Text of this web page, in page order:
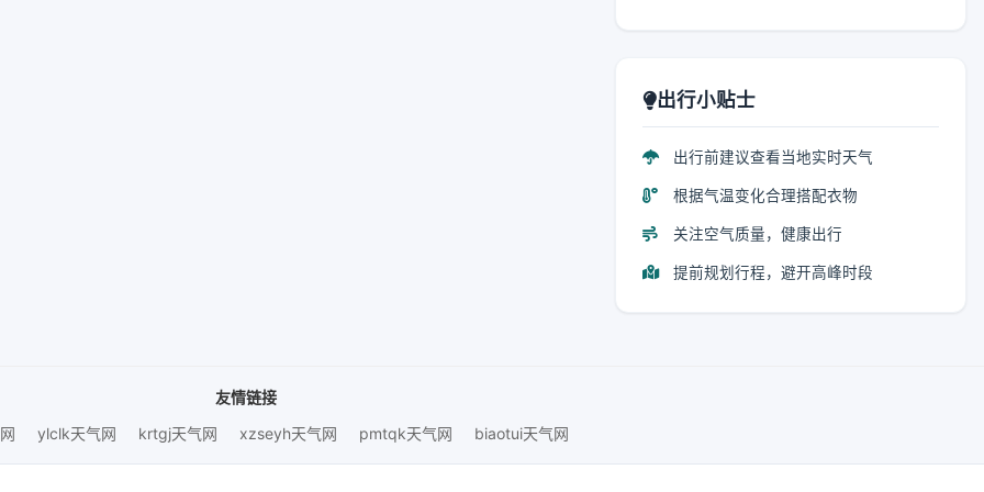
出行小贴士
出行前建议查看当地实时天气
根据气温变化合理搭配衣物
关注空气质量，健康出行
提前规划行程，避开高峰时段
友情链接
ylclk天气网 krtgj天气网 xzseyh天气网 pmtqk天气网 biaotui天气网